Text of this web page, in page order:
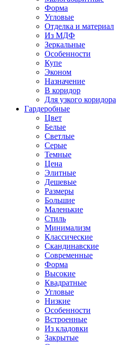
Форма
Угловые
Отделка и материал
Из МДФ
Зеркальные
Особенности
Купе
Эконом
Назначение
В коридор
Для узкого коридора
Гардеробные
Цвет
Белые
Светлые
Серые
Темные
Цена
Элитные
Дешевые
Размеры
Большие
Маленькие
Стиль
Минимализм
Классические
Скандинавские
Современные
Форма
Высокие
Квадратные
Угловые
Низкие
Особенности
Встроенные
Из кладовки
Закрытые